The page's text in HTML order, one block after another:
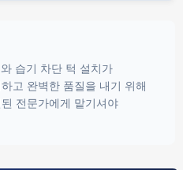
습기 차단 턱 설치가
고 완벽한 품질을 내기 위해
전문가에게 맡기셔야